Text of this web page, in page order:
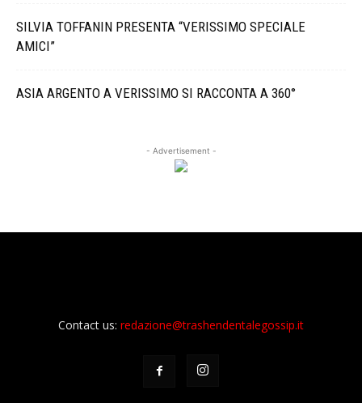
SILVIA TOFFANIN PRESENTA “VERISSIMO SPECIALE
AMICI”
ASIA ARGENTO A VERISSIMO SI RACCONTA A 360°
- Advertisement -
Contact us: redazione@trashendentalegossip.it